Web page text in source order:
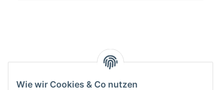
Wie wir Cookies & Co nutzen
Kategorien